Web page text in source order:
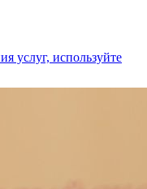
услуг, используйте